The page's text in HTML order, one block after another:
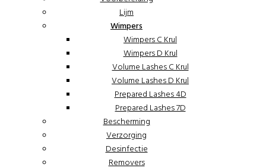
Lijm
Wimpers
Wimpers C Krul
Wimpers D Krul
Volume Lashes C Krul
Volume Lashes D Krul
Prepared Lashes 4D
Prepared Lashes 7D
Bescherming
Verzorging
Desinfectie
Removers